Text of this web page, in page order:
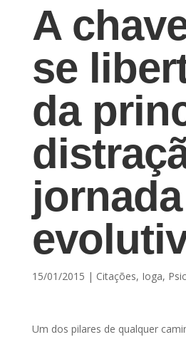
A
se
da
jornada
15/01/2015 | Citações, Ioga,
Um dos pilares de qualquer